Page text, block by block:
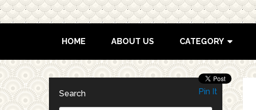
HOME ABOUT US CATEGORY
Pin It
Search